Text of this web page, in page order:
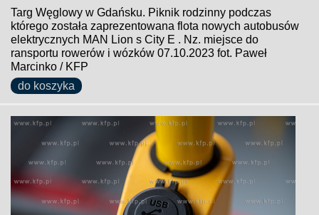
Targ Węglowy w Gdańsku. Piknik rodzinny podczas
którego została zaprezentowana flota nowych autobusów
elektrycznych MAN Lion s City E . Nz. miejsce do
ransportu rowerów i wózków 07.10.2023 fot. Paweł
Marcinko / KFP
do koszyka